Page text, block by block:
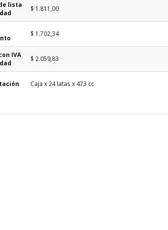
lista
$ 1.811,00
$ 1.702,34
IVA
$ 2.059,83
Caja x 24 latas x 473 cc